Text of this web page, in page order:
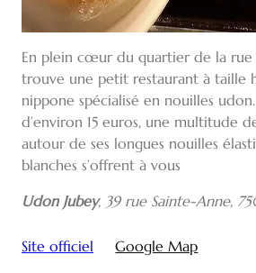
En plein cœur du quartier de la rue
trouve une petit restaurant à taille
nippone spécialisé en nouilles
d’environ 15 euros, une multitude
autour de ses longues nouilles
blanches s’offrent à vous
Udon Jubey, 39 rue Sainte-Anne,
Site officiel Google Map